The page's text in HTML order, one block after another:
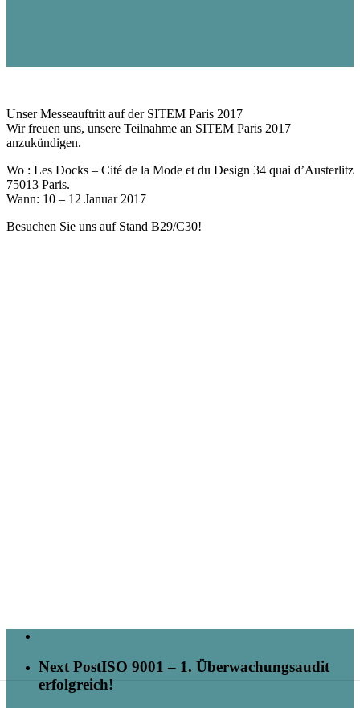
Unser Messeauftritt auf der SITEM Paris 2017
Wir freuen uns, unsere Teilnahme an SITEM Paris 2017
anzukündigen.
Wo : Les Docks – Cité de la Mode et du Design 34 quai d’Austerlitz
75013 Paris.
Wann: 10 – 12 Januar 2017
Besuchen Sie uns auf Stand B29/C30!
Next PostISO 9001 – 1. Überwachungsaudit
erfolgreich!